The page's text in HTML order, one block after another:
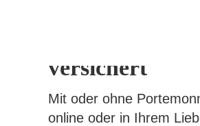
versichert
Mit oder ohne
online oder in Ihrem